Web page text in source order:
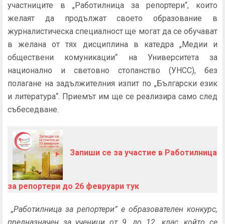
участниците в „Работилница за репортери“, които
желаят да продължат своето образование в
журналистическа специалност ще могат да се обучават
в желана от тях дисциплина в катедра „Медии и
обществени комуникации“ на Университета за
национално и световно стопанство (УНСС), без
полагане на задължителния изпит по „Български език
и литература“. Приемът им ще се реализира само след
събеседване.
Запиши се за участие в Работилница
за репортери до 26 февруари тук
„Работилница за репортери” е образователен конкурс,